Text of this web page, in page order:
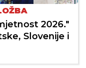
2026."
Slovenije i